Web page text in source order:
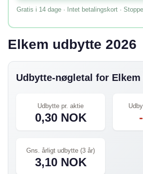
Gratis i 14 dage · Intet betalingskort ·
Elkem udbytte 2026
Udbytte-nøgletal for Elkem
Udbytte pr. aktie
0,30 NOK
Gns. årligt udbytte (3 år)
3,10 NOK